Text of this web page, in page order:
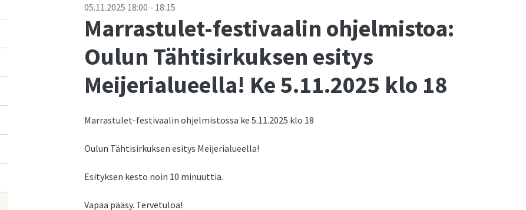
05.11.2025 18:00 - 18:15
Marrastulet-festivaalin ohjelmistoa:
Oulun Tähtisirkuksen esitys
Meijerialueella! Ke 5.11.2025 klo 18
Marrastulet-festivaalin ohjelmistossa ke 5.11.2025 klo 18
Oulun Tähtisirkuksen esitys Meijerialueella!
Esityksen kesto noin 10 minuuttia.
Vapaa pääsy. Tervetuloa!